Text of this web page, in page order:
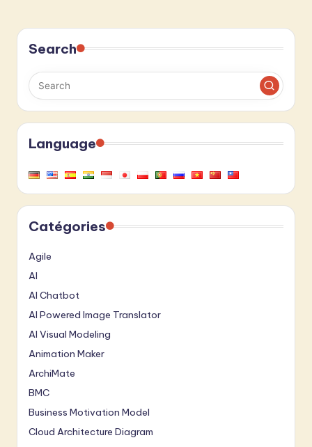
Search
Language
Catégories
Agile
AI
AI Chatbot
AI Powered Image Translator
AI Visual Modeling
Animation Maker
ArchiMate
BMC
Business Motivation Model
Cloud Architecture Diagram